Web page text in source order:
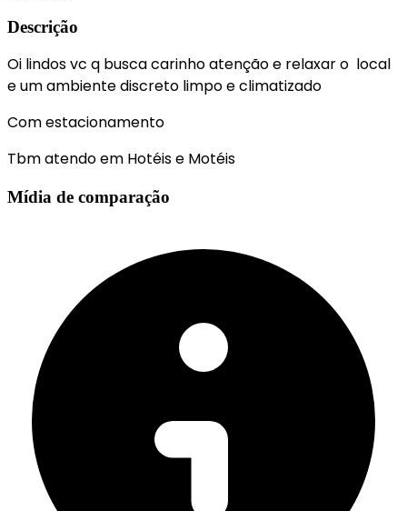
Descrição
Oi lindos vc q busca carinho atenção e relaxar o local
e um ambiente discreto limpo e climatizado
Com estacionamento
Tbm atendo em Hotéis e Motéis
Mídia de comparação